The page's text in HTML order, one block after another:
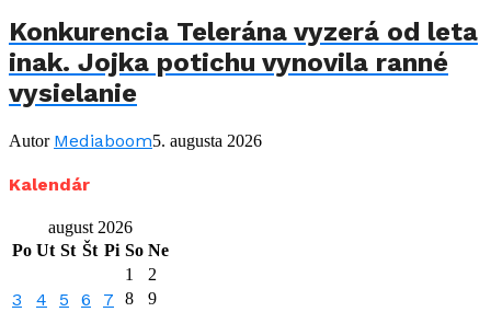
Konkurencia Telerána vyzerá od leta
inak. Jojka potichu vynovila ranné
vysielanie
Autor Mediaboom5. augusta 2026
Kalendár
august 2026
Po Ut St Št Pi So Ne
1
2
3 4 5 6 7 8
9